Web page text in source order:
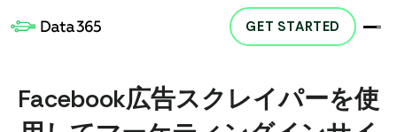
GET STARTED
Facebook広告スクレイパーを使